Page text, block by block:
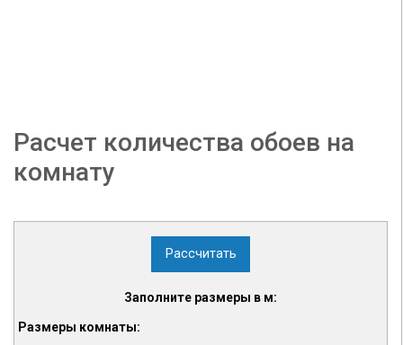
Расчет количества обоев на
комнату
Рассчитать
Заполните размеры в м:
Размеры комнаты: